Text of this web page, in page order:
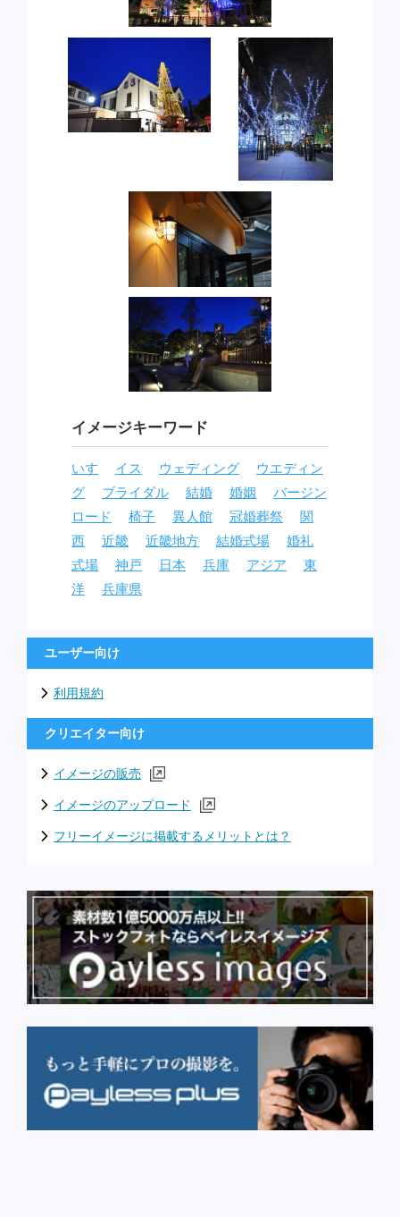
イメージキーワード
いす イス ウェディング
ウエディン
グ
ブライダル 結婚 婚姻
バージン
ロード
椅子 異人館 冠婚葬祭
関
西
近畿 近畿地方 結婚式場
婚礼
式場
神戸 日本 兵庫 アジア
東
洋
兵庫県
ユーザー向け
利用規約
クリエイター向け
イメージの販売
イメージのアップロード
フリーイメージに掲載するメリットとは？